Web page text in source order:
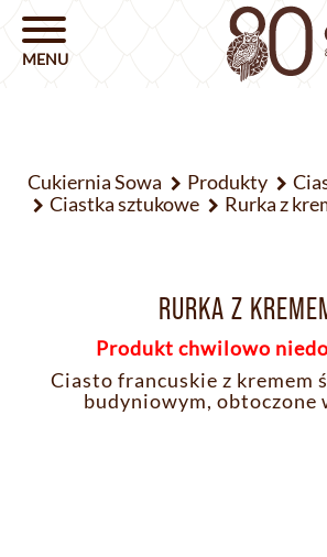
Cukiernia Sowa Produkty
Ciastka sztukowe
Rurka z
RURKA Z
Produkt chwilowo
Ciasto francuskie z kremem
budyniowym, obtoczone